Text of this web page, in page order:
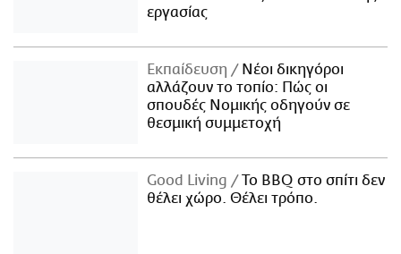
εργασίας
Εκπαίδευση
Νέοι δικηγόροι
αλλάζουν το τοπίο: Πώς οι
σπουδές Νομικής οδηγούν σε
θεσμική συμμετοχή
Good Living
Το BBQ στο σπίτι δεν
θέλει χώρο. Θέλει τρόπο.